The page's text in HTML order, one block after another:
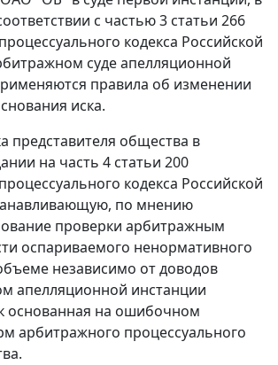
с частью 3 статьи 266
кодекса Российской
суде апелляционной
правила об изменении
иска.
представителя общества в
на часть 4 статьи 200
кодекса Российской
по мнению
проверки арбитражным
оспариваемого ненормативного
независимо от доводов
апелляционной инстанции
основанная на ошибочном
арбитражного процессуального